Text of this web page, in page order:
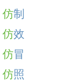
仿制
仿效
仿冒
仿照